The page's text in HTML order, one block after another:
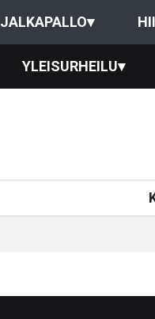
JALKAPALLO▾
YLEISURHEILU▾